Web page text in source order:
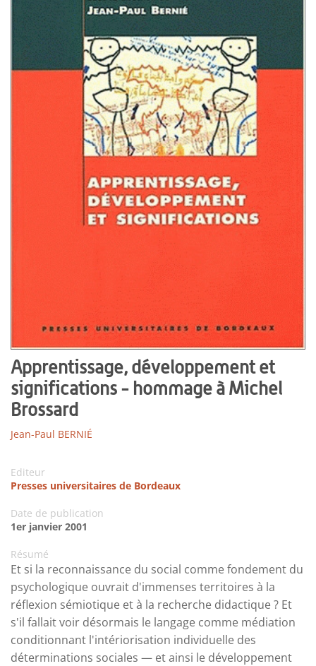
Apprentissage, développement et
significations - hommage à Michel
Brossard
Jean-Paul BERNIÉ
Editeur
Presses universitaires de Bordeaux
Date de publication
1er janvier 2001
Résumé
Et si la reconnaissance du social comme fondement du
psychologique ouvrait d'immenses territoires à la
réflexion sémiotique et à la recherche didactique ? Et
s'il fallait voir désormais le langage comme médiation
conditionnant l'intériorisation individuelle des
déterminations sociales — et ainsi le développement